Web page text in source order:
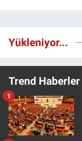
Yükleniyor...
Trend Haberler
1